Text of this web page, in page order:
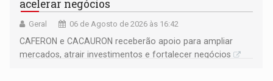
acelerar negócios
Geral 06 de Agosto de 2026 às 16:42
CAFERON e CACAURON receberão apoio para ampliar
mercados, atrair investimentos e fortalecer negócios